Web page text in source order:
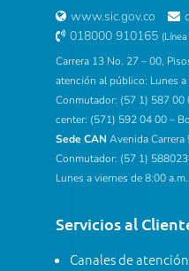
www.sic.gov.co
018000 910165
Carrera 13 No. 27 – 00,
atención al público: Lunes
Conmutador: (57 1) 587 00
center: (571) 592 04 00 –
Sede CAN Avenida
Conmutador: (57 1)
Lunes a viernes de 8:00
Servicios al
Canales de atención